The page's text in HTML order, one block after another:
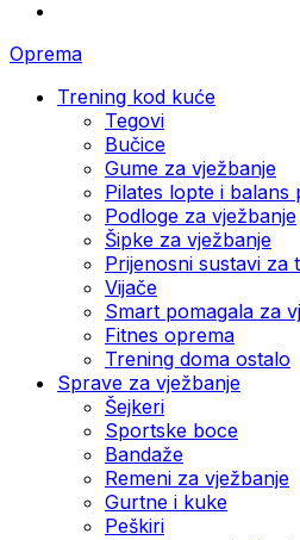
Oprema
Trening kod kuće
Tegovi
Bučice
Gume za vježbanje
Pilates lopte i balans
Podloge za vježbanje
Šipke za vježbanje
Prijenosni sustavi za
Vijače
Smart pomagala za
Fitnes oprema
Trening doma ostalo
Sprave za vježbanje
Šejkeri
Sportske boce
Bandaže
Remeni za vježbanje
Gurtne i kuke
Peškiri